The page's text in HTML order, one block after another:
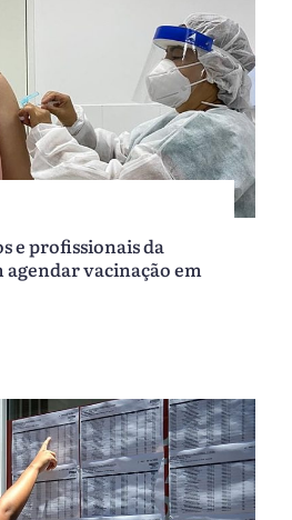
e profissionais da
agendar vacinação em